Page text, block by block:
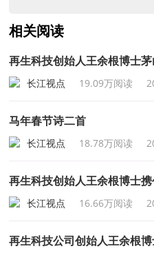
相关阅读
再生科技创始人王余根博士
长江视点 19.09万阅读
马年春节诗二首
长江视点 18.78万阅读
再生科技创始人王余根博士
长江视点 16.66万阅读
再生科技公司创始人王余根